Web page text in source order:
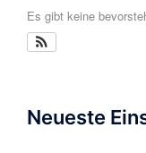
Es gibt keine
Neueste